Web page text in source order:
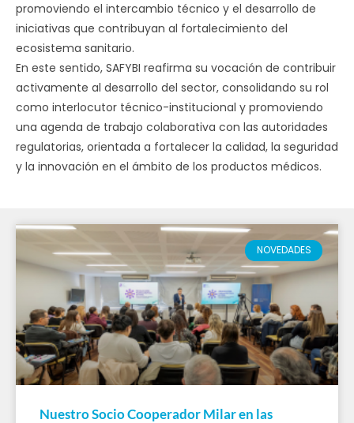
promoviendo el intercambio técnico y el desarrollo de
iniciativas que contribuyan al fortalecimiento del
ecosistema sanitario.
En este sentido, SAFYBI reafirma su vocación de contribuir
activamente al desarrollo del sector, consolidando su rol
como interlocutor técnico-institucional y promoviendo
una agenda de trabajo colaborativa con las autoridades
regulatorias, orientada a fortalecer la calidad, la seguridad
y la innovación en el ámbito de los productos médicos.
NOVEDADES
Nuestro Socio Cooperador Milar en las